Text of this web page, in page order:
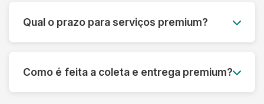
danos ou perdas, com cobertura de até R$
50.000 por peça.
Qual o prazo para serviços premium?
oferecemos serviço express com prazo
reduzido mediante consulta.
Como é feita a coleta e entrega premium?